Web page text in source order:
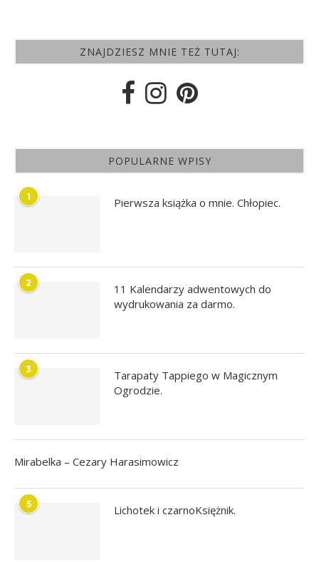
ZNAJDZIESZ MNIE TEŻ TUTAJ:
POPULARNE WPISY
1 Pierwsza książka o mnie. Chłopiec.
2
11 Kalendarzy adwentowych do
wydrukowania za darmo.
3
Tarapaty Tappiego w Magicznym
Ogrodzie.
Mirabelka – Cezary Harasimowicz
5 Lichotek i czarnoKsiężnik.